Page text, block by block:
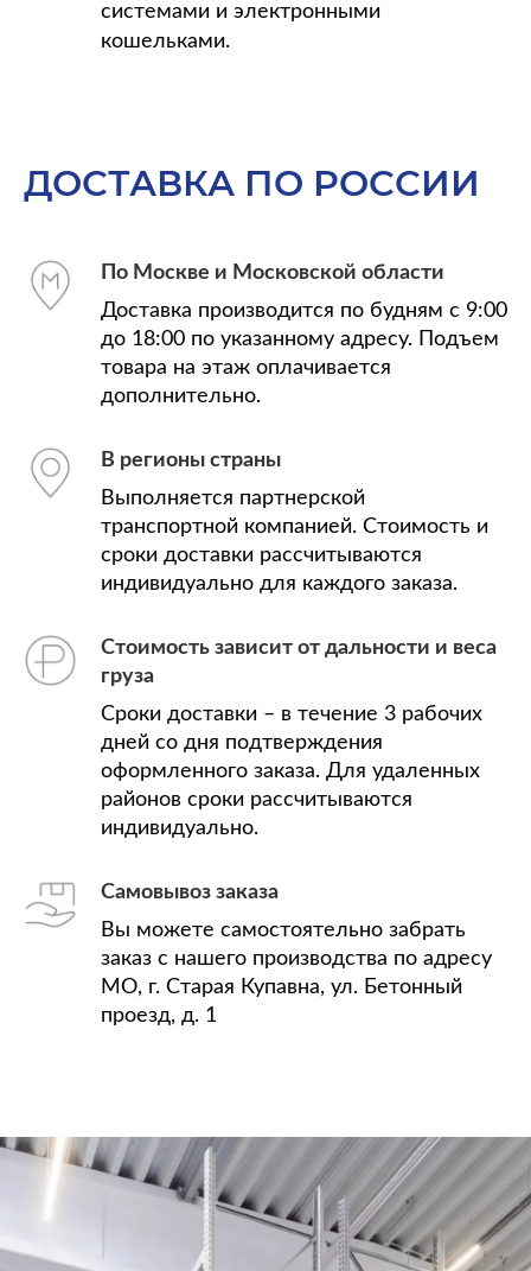
системами и электронными
кошельками.
ДОСТАВКА ПО РОССИИ
По Москве и Московской области
Доставка производится по будням с 9:00
до 18:00 по указанному адресу. Подъем
товара на этаж оплачивается
дополнительно.
В регионы страны
Выполняется партнерской
транспортной компанией. Стоимость и
сроки доставки рассчитываются
индивидуально для каждого заказа.
Стоимость зависит от дальности и веса
груза
Сроки доставки – в течение 3 рабочих
дней со дня подтверждения
оформленного заказа. Для удаленных
районов сроки рассчитываются
индивидуально.
Самовывоз заказа
Вы можете самостоятельно забрать
заказ с нашего производства по адресу
МО, г. Старая Купавна, ул. Бетонный
проезд, д. 1